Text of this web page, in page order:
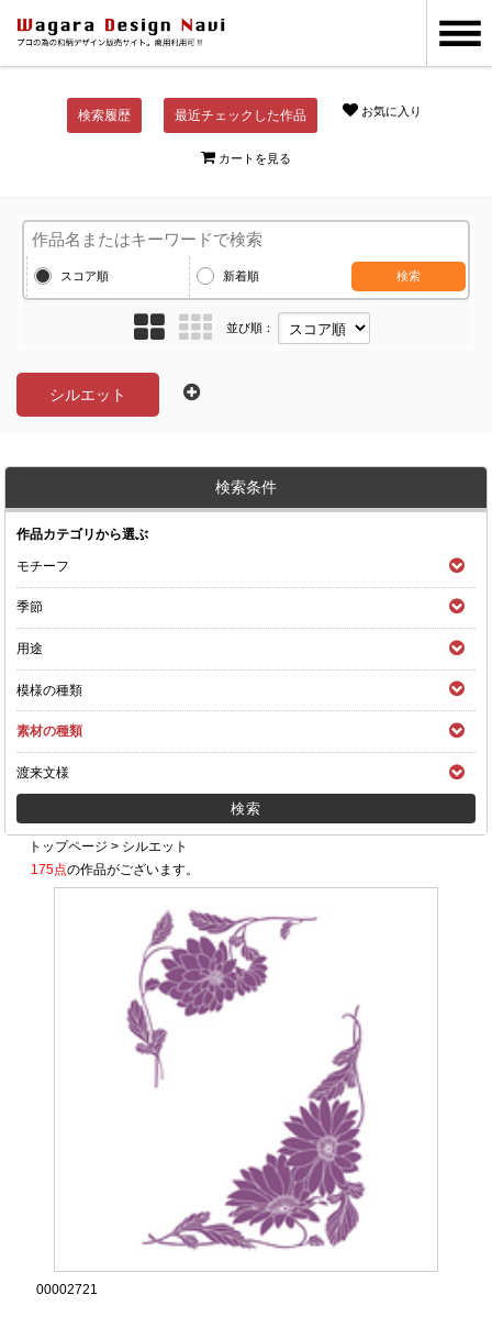
検索履歴 最近チェックした作品 お気に入り
カートを見る
スコア順 新着順 検索
並び順：
シルエット
検索条件
作品カテゴリから選ぶ
モチーフ
季節
用途
模様の種類
素材の種類
渡来文様
トップページ > シルエット
175点の作品がございます。
00002721